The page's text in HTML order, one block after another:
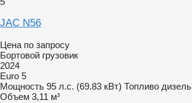
JAC N56
Цена по запросу
Бортовой грузовик
2024
Euro 5
Мощность 95 л.с. (69.83 кВт) Топливо дизель
Объем 3,11 м³